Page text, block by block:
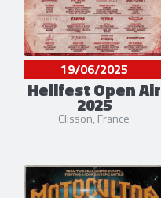
19/06/2025
Hellfest Open Air
2025
Clisson, France